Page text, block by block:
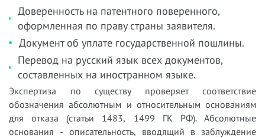
Доверенность на патентного поверенного,
оформленная по праву страны заявителя.
Документ об уплате государственной пошлины.
Перевод на русский язык всех документов,
составленных на иностранном языке.
Экспертиза по существу проверяет соответствие
обозначения абсолютным и относительным основаниям
для отказа (статьи 1483, 1499 ГК РФ). Абсолютные
основания - описательность, вводящий в заблуждение